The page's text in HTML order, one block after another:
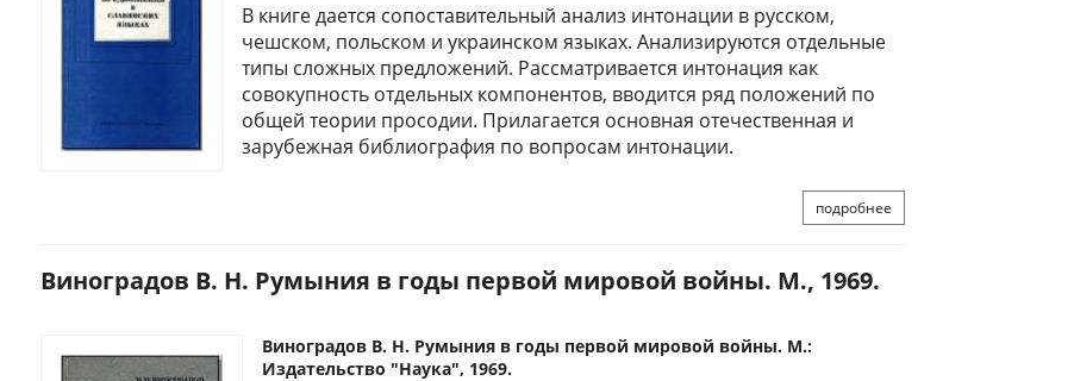
В книге дается сопоставительный анализ интонации в русском,
чешском, польском и украинском языках. Анализируются отдельные
типы сложных предложений. Рассматривается интонация как
совокупность отдельных компонентов, вводится ряд положений по
общей теории просодии. Прилагается основная отечественная и
зарубежная библиография по вопросам интонации.
подробнее
Виноградов В. Н. Румыния в годы первой мировой войны. М., 1969.
Виноградов В. Н. Румыния в годы первой мировой войны. М.:
Издательство "Наука", 1969.